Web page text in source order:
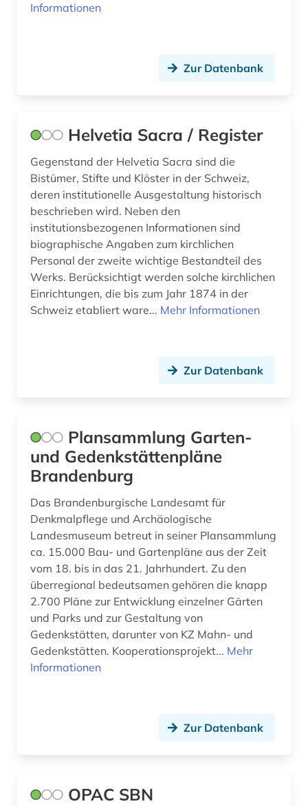
heiliges römisches reich. reichshofrat (1)
heim (1)
heimunterbringung (1)
heraldik (1)
herbarium (3)
hessen (1)
historische persönlichkeit (1)
historischer garten (2)
immobilien (1)
immobilienwirtschaft (1)
inkunabel (1)
installation <kunst> (1)
instrument für heranführungshilfe (1)
inszenierte photographie (1)
internationale beziehungen (1)
Informationen
Zur Datenbank
Helvetia Sacra / Register
Gegenstand der Helvetia Sacra sind die
Bistümer, Stifte und Klöster in der Schweiz,
deren institutionelle Ausgestaltung historisch
beschrieben wird. Neben den
institutionsbezogenen Informationen sind
biographische Angaben zum kirchlichen
Personal der zweite wichtige Bestandteil des
Werks. Berücksichtigt werden solche kirchlichen
Einrichtungen, die bis zum Jahr 1874 in der
Schweiz etabliert ware... Mehr Informationen
Zur Datenbank
Plansammlung Garten-
und Gedenkstättenpläne
Brandenburg
Das Brandenburgische Landesamt für
Denkmalpflege und Archäologische
Landesmuseum betreut in seiner Plansammlung
ca. 15.000 Bau- und Gartenpläne aus der Zeit
vom 18. bis in das 21. Jahrhundert. Zu den
überregional bedeutsamen gehören die knapp
2.700 Pläne zur Entwicklung einzelner Gärten
und Parks und zur Gestaltung von
Gedenkstätten, darunter von KZ Mahn- und
Gedenkstätten. Kooperationsprojekt... Mehr
Informationen
Zur Datenbank
OPAC SBN